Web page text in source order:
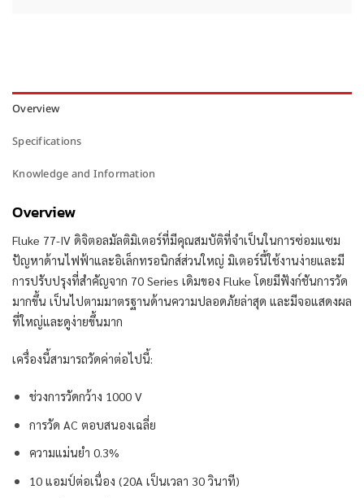
Overview
Specifications
Knowledge and Information
Overview
Fluke 77-IV ดิจิตอลมัลติมิเตอร์ที่มีคุณสมบัติที่จำเป็นในการซ่อมแซม
ปัญหาด้านไฟฟ้าและอิเล็กทรอนิกส์ส่วนใหญ่ มิเตอร์นี้ใช้งานง่ายและมี
การปรับปรุงที่สำคัญจาก 70 Series เดิมของ Fluke โดยมีฟังก์ชันการวัด
มากขึ้น เป็นไปตามมาตรฐานด้านความปลอดภัยล่าสุด และมีจอแสดงผล
ที่ใหญ่และดูง่ายขึ้นมาก
เครื่องนี้สามารถวัดค่าต่อไปนี้:
ช่วงการวัดกว้าง 1000 V
การวัด AC ตอบสนองเฉลี่ย
ความแม่นยำ 0.3%
10 แอมป์ต่อเนื่อง (20A เป็นเวลา 30 วินาที)